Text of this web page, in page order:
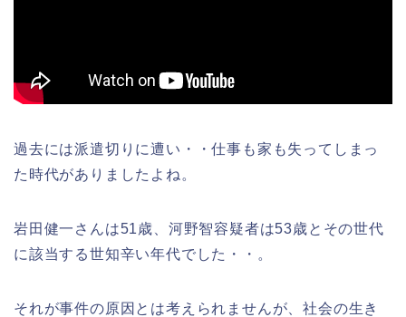
過去には派遣切りに遭い・・仕事も家も失ってしまっ
た時代がありましたよね。
岩田健一さんは51歳、河野智容疑者は53歳とその世代
に該当する世知辛い年代でした・・。
それが事件の原因とは考えられませんが、社会の生き